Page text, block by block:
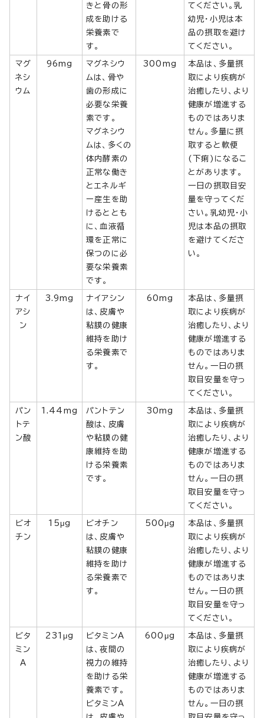
きと骨の形
成を助ける
栄養素で
す。
てください。乳
幼児・小児は本
品の摂取を避け
てください。
マグ
ネシ
ウム
96mg
マグネシウ
ムは、骨や
歯の形成に
必要な栄養
素です。
マグネシウ
ムは、多くの
体内酵素の
正常な働き
とエネルギ
ー産生を助
けるととも
に、血液循
環を正常に
保つのに必
要な栄養素
です。
300mg
本品は、多量摂
取により疾病が
治癒したり、より
健康が増進する
ものではありま
せん。多量に摂
取すると軟便
(下痢)になるこ
とがあります。
一日の摂取目安
量を守ってくだ
さい。乳幼児・小
児は本品の摂取
を避けてくださ
い。
ナイ
アシ
ン
3.9mg
ナイアシン
は、皮膚や
粘膜の健康
維持を助け
る栄養素で
す。
60mg
本品は、多量摂
取により疾病が
治癒したり、より
健康が増進する
ものではありま
せん。一日の摂
取目安量を守っ
てください。
パン
トテ
ン酸
1.44mg
パントテン
酸は、皮膚
や粘膜の健
康維持を助
ける栄養素
です。
30mg
本品は、多量摂
取により疾病が
治癒したり、より
健康が増進する
ものではありま
せん。一日の摂
取目安量を守っ
てください。
ビオ
チン
15μg
ビオチン
は、皮膚や
粘膜の健康
維持を助け
る栄養素で
す。
500μg
本品は、多量摂
取により疾病が
治癒したり、より
健康が増進する
ものではありま
せん。一日の摂
取目安量を守っ
てください。
ビタ
ミン
A
231μg
ビタミンA
は、夜間の
視力の維持
を助ける栄
養素です。
ビタミンA
600μg
本品は、多量摂
取により疾病が
治癒したり、より
健康が増進する
ものではありま
せん。一日の摂